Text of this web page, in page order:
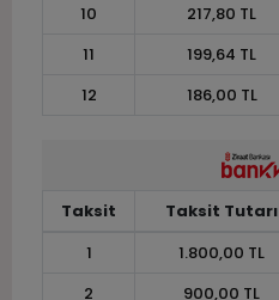
10
217,80 TL
11
199,64 TL
12
186,00 TL
Taksit Taksit Tutarı
1
1.800,00 TL
2
900,00 TL